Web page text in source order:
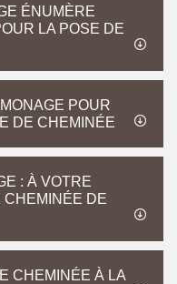
ÉNUMÈRE
LA POSE DE
POUR
DE CHEMINÉE
: À VOTRE
DE
CHEMINÉE À LA